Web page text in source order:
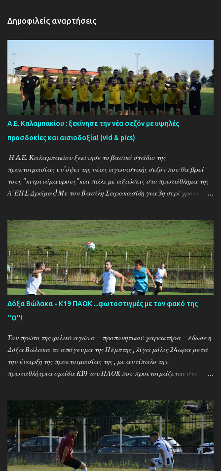
Δημοφιλείς αναρτήσεις
Α.Ε. Καλαμπακίου : ξεκίνησε την νέα σεζόν με υψηλές
προσδοκίες και αισιοδοξία! (vid & pics)
H A.E. Kαλαμπακίου ξεκίνησε το βασικό στάδιο της
προετοιμασίας εν'όψει της νέας αγωνιστικής σεζόν που θα βρεί
τους ''κιτρινόμαυρους''και πάλι με αξιώσεις στο πρωτάθλημα της
Α΄ΕΠΣ Δράμας! Με τον Βασίλη Σαρακασίδη για 3η σερί χρονιά
δυναμική των ''κιτρινόμαυρων''! Παρακάτω δείτε φωτοστιγμές
απο τις προπονήσεις της δραμινής ομάδας μέσα απο τον φακό της
''Ο'' που βρέθηκε στο γήπεδο του Καλαμπακίου ενώ δηλώσεις
κάνουν οι κ.κ. Σαρακασίδης Βασίλης (προπονητής) , Βαβλιάκης
Χρόνης (τεχνικός διευθυντής) και οι ποδοσφαιριστές Μάριος
Βουτσινάς και Ηλίας Σταμπουλής!
Δόξα Βώλακα - Κ19 ΠΑΟΚ ...φωτοστιγμές με τον φακό της
''Ο''!
Τον πρώτο της φιλικό αγώνα - προπονητικού χαρακτήρα - έδωσε η
Δόξα Βώλακα το απόγευμα της Πέμπτης , λίγα μόλις 24ωρα μετά
την έναρξη της προετοιμασίας της , με αντίπαλο την
πρωταθλήτρια ομάδα Κ19 του ΠΑΟΚ που προετοιμάζεται στο
εκπροσωπήσουν την χώρα μας στον θεσμό του UEFA Youth League ,
έχουν ως νέο προπονητή τον Μαροκινό πρώην σταρ του ΠΑΟΚ και
της Νάπολι Ομάρ Ελ Καντουρί! Η αποστολή της Κ19 του ΠΑΟΚ ,
αφού ολοκλήρωσε το πρώτο μέρος των προπονήσεων στη Σουρωτή,
μετακόμισε στη Δράμα όπου θα παραμείνει έως τις 4 Αυγούστου.
Στο διάστημα της παραμονής της στον Βώλακα, η ομάδα θα δώσει